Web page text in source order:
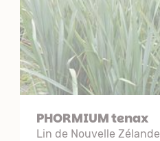
PHORMIUM tenax
Lin de Nouvelle Zélande